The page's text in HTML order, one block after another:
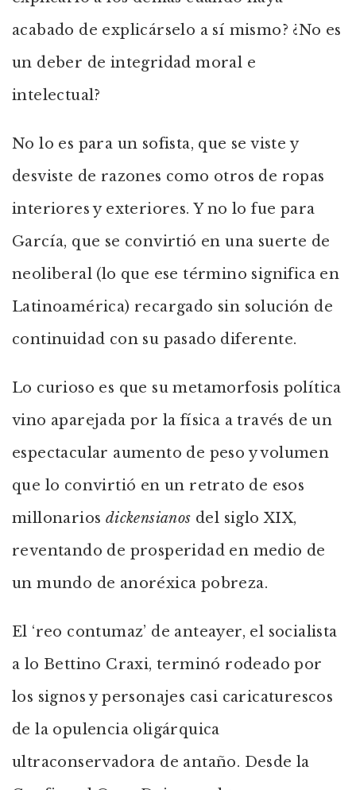
acabado de explicárselo a sí mismo? ¿No es
un deber de integridad moral e
intelectual?
No lo es para un sofista, que se viste y
desviste de razones como otros de ropas
interiores y exteriores. Y no lo fue para
García, que se convirtió en una suerte de
neoliberal (lo que ese término significa en
Latinoamérica) recargado sin solución de
continuidad con su pasado diferente.
Lo curioso es que su metamorfosis política
vino aparejada por la física a través de un
espectacular aumento de peso y volumen
que lo convirtió en un retrato de esos
millonarios dickensianos del siglo XIX,
reventando de prosperidad en medio de
un mundo de anoréxica pobreza.
El ‘reo contumaz’ de anteayer, el socialista
a lo Bettino Craxi, terminó rodeado por
los signos y personajes casi caricaturescos
de la opulencia oligárquica
ultraconservadora de antaño. Desde la